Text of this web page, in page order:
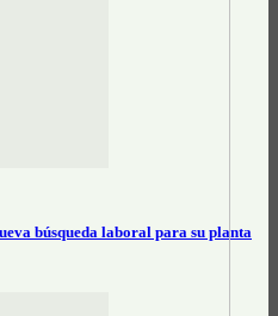
búsqueda laboral para su planta